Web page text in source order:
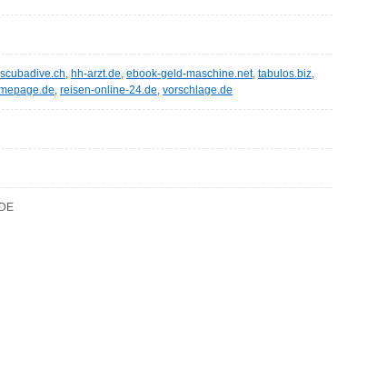
scubadive.ch, hh-arzt.de, ebook-geld-maschine.net, tabulos.biz,
, reisen-online-24.de, vorschlage.de